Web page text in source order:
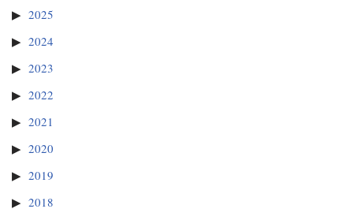
2025
2024
2023
2022
2021
2020
2019
2018